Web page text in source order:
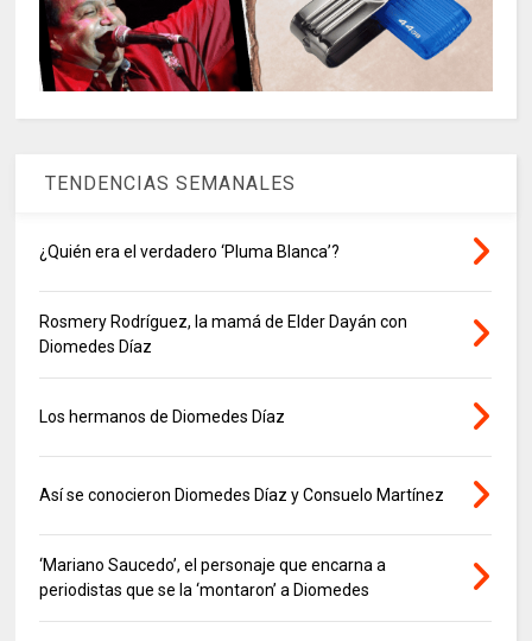
TENDENCIAS SEMANALES
¿Quién era el verdadero ‘Pluma Blanca’?
Rosmery Rodríguez, la mamá de Elder Dayán con
Diomedes Díaz
Los hermanos de Diomedes Díaz
Así se conocieron Diomedes Díaz y Consuelo Martínez
‘Mariano Saucedo’, el personaje que encarna a
periodistas que se la ‘montaron’ a Diomedes